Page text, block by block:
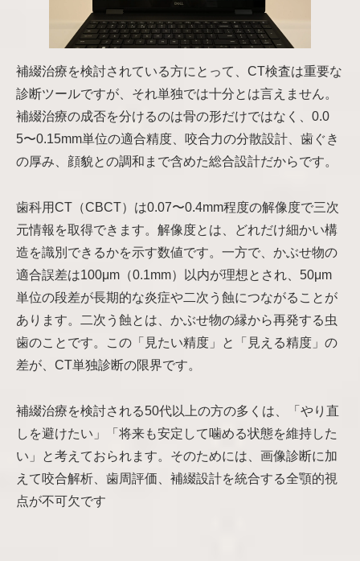
補綴治療を検討されている方にとって、CT検査は重要な
診断ツールですが、それ単独では十分とは言えません。
補綴治療の成否を分けるのは骨の形だけではなく、0.0
5〜0.15mm単位の適合精度、咬合力の分散設計、歯ぐき
の厚み、顔貌との調和まで含めた総合設計だからです。
歯科用CT（CBCT）は0.07〜0.4mm程度の解像度で三次
元情報を取得できます。解像度とは、どれだけ細かい構
造を識別できるかを示す数値です。一方で、かぶせ物の
適合誤差は100μm（0.1mm）以内が理想とされ、50μm
単位の段差が長期的な炎症や二次う蝕につながることが
あります。二次う蝕とは、かぶせ物の縁から再発する虫
歯のことです。この「見たい精度」と「見える精度」の
差が、CT単独診断の限界です。
補綴治療を検討される50代以上の方の多くは、「やり直
しを避けたい」「将来も安定して噛める状態を維持した
い」と考えておられます。そのためには、画像診断に加
えて咬合解析、歯周評価、補綴設計を統合する全顎的視
点が不可欠です